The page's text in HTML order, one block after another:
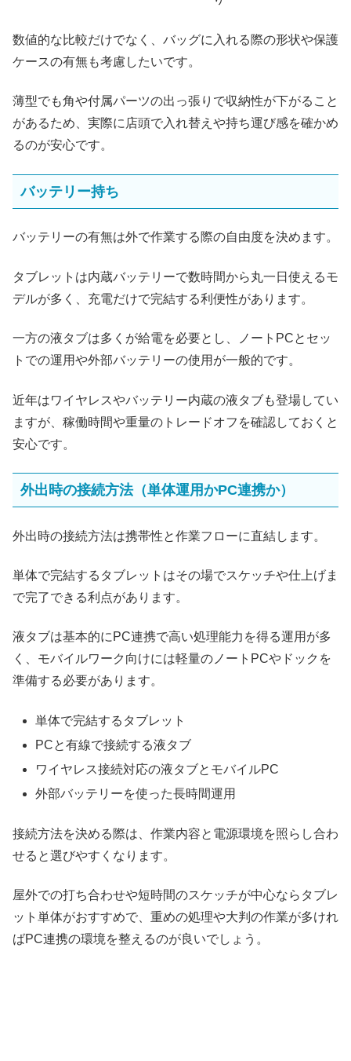
数値的な比較だけでなく、バッグに入れる際の形状や保護
ケースの有無も考慮したいです。
薄型でも角や付属パーツの出っ張りで収納性が下がること
があるため、実際に店頭で入れ替えや持ち運び感を確かめ
るのが安心です。
バッテリー持ち
バッテリーの有無は外で作業する際の自由度を決めます。
タブレットは内蔵バッテリーで数時間から丸一日使えるモ
デルが多く、充電だけで完結する利便性があります。
一方の液タブは多くが給電を必要とし、ノートPCとセッ
トでの運用や外部バッテリーの使用が一般的です。
近年はワイヤレスやバッテリー内蔵の液タブも登場してい
ますが、稼働時間や重量のトレードオフを確認しておくと
安心です。
外出時の接続方法（単体運用かPC連携か）
外出時の接続方法は携帯性と作業フローに直結します。
単体で完結するタブレットはその場でスケッチや仕上げま
で完了できる利点があります。
液タブは基本的にPC連携で高い処理能力を得る運用が多
く、モバイルワーク向けには軽量のノートPCやドックを
準備する必要があります。
単体で完結するタブレット
PCと有線で接続する液タブ
ワイヤレス接続対応の液タブとモバイルPC
外部バッテリーを使った長時間運用
接続方法を決める際は、作業内容と電源環境を照らし合わ
せると選びやすくなります。
屋外での打ち合わせや短時間のスケッチが中心ならタブレ
ット単体がおすすめで、重めの処理や大判の作業が多けれ
ばPC連携の環境を整えるのが良いでしょう。